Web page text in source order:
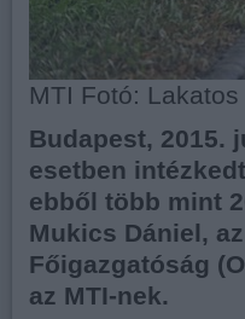
MTI Fotó:
Budapest, 2015.
esetben
ebből több mint
Mukics Dániel,
Főigazgatóság
az MTI-nek.